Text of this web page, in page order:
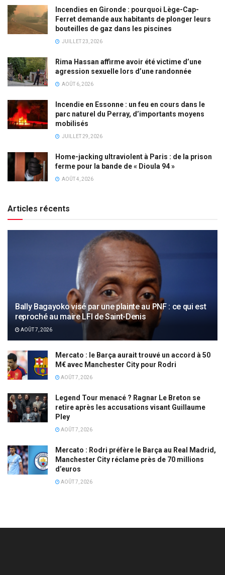
Incendies en Gironde : pourquoi Lège-Cap-
Ferret demande aux habitants de plonger leurs
bouteilles de gaz dans les piscines
JUILLET 23, 2026
Rima Hassan affirme avoir été victime d’une
agression sexuelle lors d’une randonnée
AOÛT 6, 2026
Incendie en Essonne : un feu en cours dans le
parc naturel du Perray, d’importants moyens
mobilisés
JUILLET 29, 2026
Home-jacking ultraviolent à Paris : de la prison
ferme pour la bande de « Dioula 94 »
AOÛT 4, 2026
Articles récents
Bally Bagayoko visé par une plainte au PNF : ce qui est
reproché au maire LFI de Saint-Denis
AOÛT 7, 2026
Mercato : le Barça aurait trouvé un accord à 50
M€ avec Manchester City pour Rodri
AOÛT 7, 2026
Legend Tour menacé ? Ragnar Le Breton se
retire après les accusations visant Guillaume
Pley
AOÛT 7, 2026
Mercato : Rodri préfère le Barça au Real Madrid,
Manchester City réclame près de 70 millions
d’euros
AOÛT 7, 2026